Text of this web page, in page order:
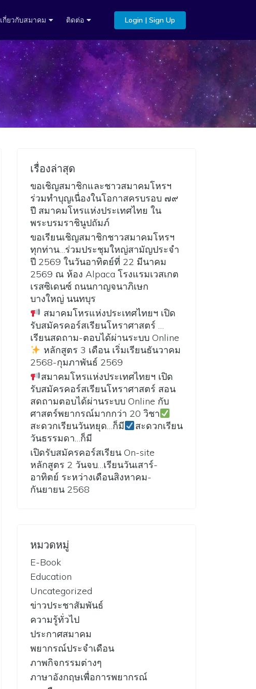
เกี่ยวกับสมาคม ติดต่อ Login | Sign Up
เรื่องล่าสุด
ขอเชิญสมาชิกและชาวสมาคมโหรฯ
ร่วมทำบุญเนื่องในโอกาสครบรอบ ๗๙
ปี สมาคมโหรแห่งประเทศไทย ใน
พระบรมราชินูปถัมภ์
ขอเรียนเชิญสมาชิกชาวสมาคมโหรฯ
ทุกท่าน…ร่วมประชุมใหญ่สามัญประจำ
ปี 2569 ในวันอาทิตย์ที่ 22 มีนาคม
2569 ณ ห้อง Alpaca โรงแรมเวสเกต
เรสซิเดนซ์ ถนนกาญจนาภิเษก
บางใหญ่ นนทบุร
สมาคมโหรแห่งประเทศไทยฯ เปิด
รับสมัครคอร์สเรียนโหราศาสตร์ …
เรียนสดถาม-ตอบได้ผ่านระบบ Online
หลักสูตร 3 เดือน เริ่มเรียนธันวาคม
2568-กุมภาพันธ์ 2569
สมาคมโหรแห่งประเทศไทยฯ เปิด
รับสมัครคอร์สเรียนโหราศาสตร์ สอน
สดถามตอบได้ผ่านระบบ Online กับ
ศาสตร์พยากรณ์มากกว่า 20 วิชา
สะดวกเรียนวันหยุด…ก็มี
สะดวกเรียน
วันธรรมดา…ก็มี
เปิดรับสมัครคอร์สเรียน On-site
หลักสูตร 2 วันจบ…เรียนวันเสาร์-
อาทิตย์ ระหว่างเดือนสิงหาคม-
กันยายน 2568
หมวดหมู่
E-Book
Education
Uncategorized
ข่าวประชาสัมพันธ์
ความรู้ทั่วไป
ประกาศสมาคม
พยากรณ์ประจำเดือน
ภาพกิจกรรมต่างๆ
ภาษาอังกฤษเพื่อการพยากรณ์